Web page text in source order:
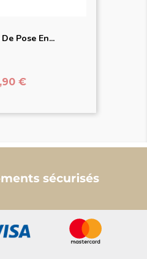
Pose En...
€